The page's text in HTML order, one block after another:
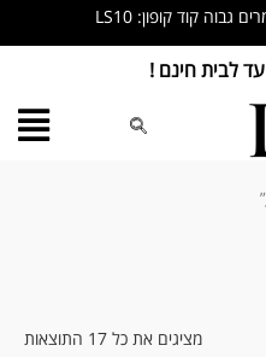
לבית חינם !
מציגים את כל ⁦17⁩ התוצאות